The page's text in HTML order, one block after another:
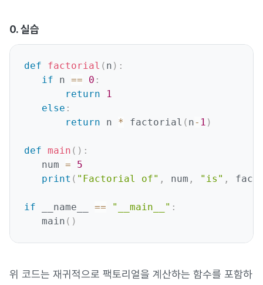
0. 실습
def factorial ( n ) :
if n == 0 :
return
1
else :
return n * factorial ( n- 1 )
def main ( ) :
   num
=
5
print ( "Factorial of" , num , "is" ,
if __name__ == "__main__" :
   main
( )
위 코드는 재귀적으로 팩토리얼을 계산하는 함수를 포함하